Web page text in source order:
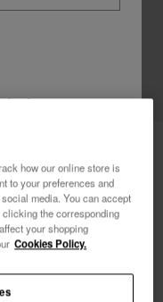
how our online store is
to your preferences and
media. You can accept
the corresponding
your shopping
Cookies Policy.